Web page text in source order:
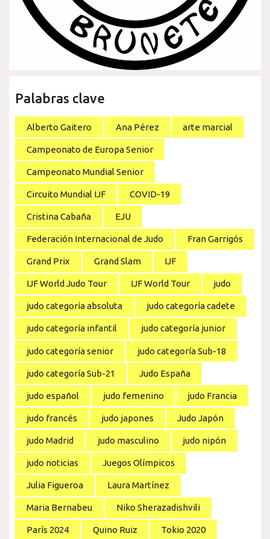
Palabras clave
Alberto Gaitero Ana Pérez arte marcial
Campeonato de Europa Senior
Campeonato Mundial Senior
Circuito Mundial IJF COVID-19
Cristina Cabaña EJU
Federación Internacional de Judo Fran Garrigós
Grand Prix Grand Slam IJF
IJF World Judo Tour IJF World Tour judo
judo categoría absoluta judo categoría cadete
judo categoría infantil judo categoría junior
judo categoría senior judo categoría Sub-18
judo categoría Sub-21 Judo España
judo español judo femenino judo Francia
judo francés judo japones Judo Japón
judo Madrid judo masculino judo nipón
judo noticias Juegos Olímpicos
Julia Figueroa Laura Martínez
Maria Bernabeu Niko Sherazadishvili
París 2024 Quino Ruiz Tokio 2020